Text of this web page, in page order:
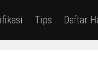
Tips Daftar